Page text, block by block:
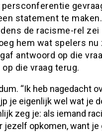
statement te maken.
de racisme-rel zei
hem wat spelers nu
antwoord op die
die vraag terug.
“Ik heb nagedacht
je eigenlijk wel wat je
zeg je: als iemand
jezelf opkomen, want je